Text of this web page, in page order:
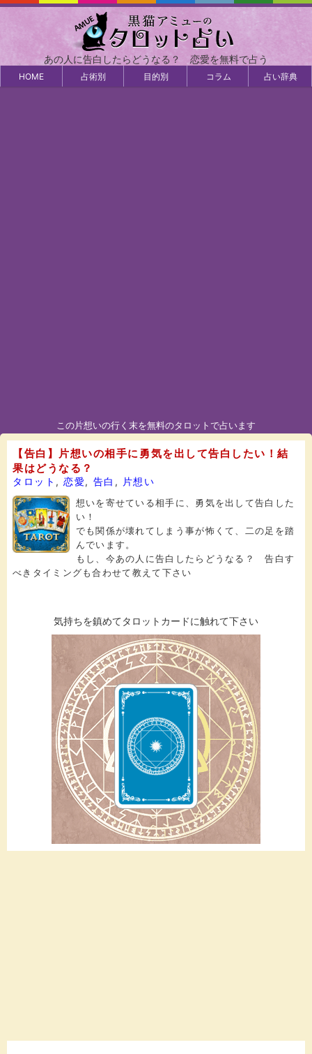
あの人に告白したらどうなる？ 恋愛を無料で占う
HOME 占術別 目的別 コラム 占い辞典
この片想いの行く末を無料のタロットで占います
【告白】片想いの相手に勇気を出して告白したい！結
果はどうなる？
タロット ,恋愛, 告白 ,
片想い
想いを寄せている相手に、勇気を出して告白した
い！
でも関係が壊れてしまう事が怖くて、二の足を踏
んでいます。
もし、今あの人に告白したらどうなる？ 告白す
べきタイミングも合わせて教えて下さい
気持ちを鎮めてタロットカードに触れて下さい